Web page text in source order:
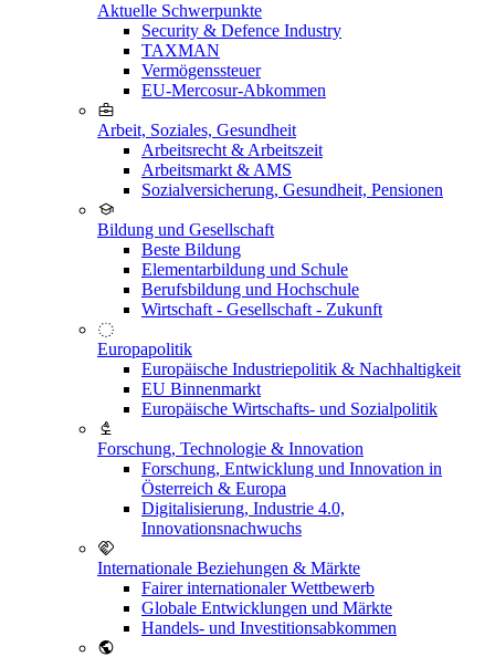
Aktuelle Schwerpunkte
Security & Defence Industry
TAXMAN
Vermögenssteuer
EU-Mercosur-Abkommen
Arbeit, Soziales, Gesundheit
Arbeitsrecht & Arbeitszeit
Arbeitsmarkt & AMS
Sozialversicherung, Gesundheit, Pensionen
Bildung und Gesellschaft
Beste Bildung
Elementarbildung und Schule
Berufsbildung und Hochschule
Wirtschaft - Gesellschaft - Zukunft
Europapolitik
Europäische Industriepolitik & Nachhaltigkeit
EU Binnenmarkt
Europäische Wirtschafts- und Sozialpolitik
Forschung, Technologie & Innovation
Forschung, Entwicklung und Innovation in
Österreich & Europa
Digitalisierung, Industrie 4.0,
Innovationsnachwuchs
Internationale Beziehungen & Märkte
Fairer internationaler Wettbewerb
Globale Entwicklungen und Märkte
Handels- und Investitionsabkommen